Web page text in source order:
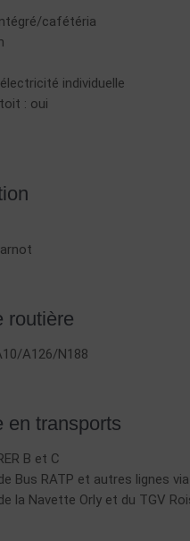
cafétéria
individuelle
: oui
routière
A126/N188
en transports
B et C
Bus RATP et autres lignes
la Navette Orly et du TGV